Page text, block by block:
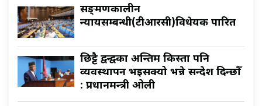
सङ्क्रमणकालीन
न्यायसम्बन्धी(टीआरसी)विधेयक पारित
छिट्टै द्वन्द्वका अन्तिम किस्ता पनि
व्यवस्थापन भइसक्यो भन्ने सन्देश दिन्छौँ
: प्रधानमन्त्री ओली